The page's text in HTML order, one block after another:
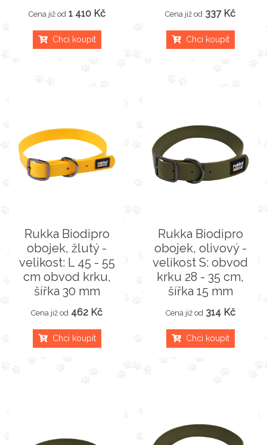
Cena již od 1 410 Kč
Chci koupit
Cena již od 337 Kč
Chci koupit
Rukka Biodipro
obojek, žlutý -
velikost: L 45 - 55
cm obvod krku,
šířka 30 mm
Cena již od 462 Kč
Chci koupit
Rukka Biodipro
obojek, olivový -
velikost S: obvod
krku 28 - 35 cm,
šířka 15 mm
Cena již od 314 Kč
Chci koupit